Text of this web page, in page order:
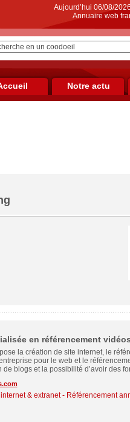
Aujourd’hui 06/08/
Annuaire web
Notre actu
en référencement vidéos
la création de site internet, le
pour le web et le
blogs et la possibilité d’avoir des
& extranet- Référencement